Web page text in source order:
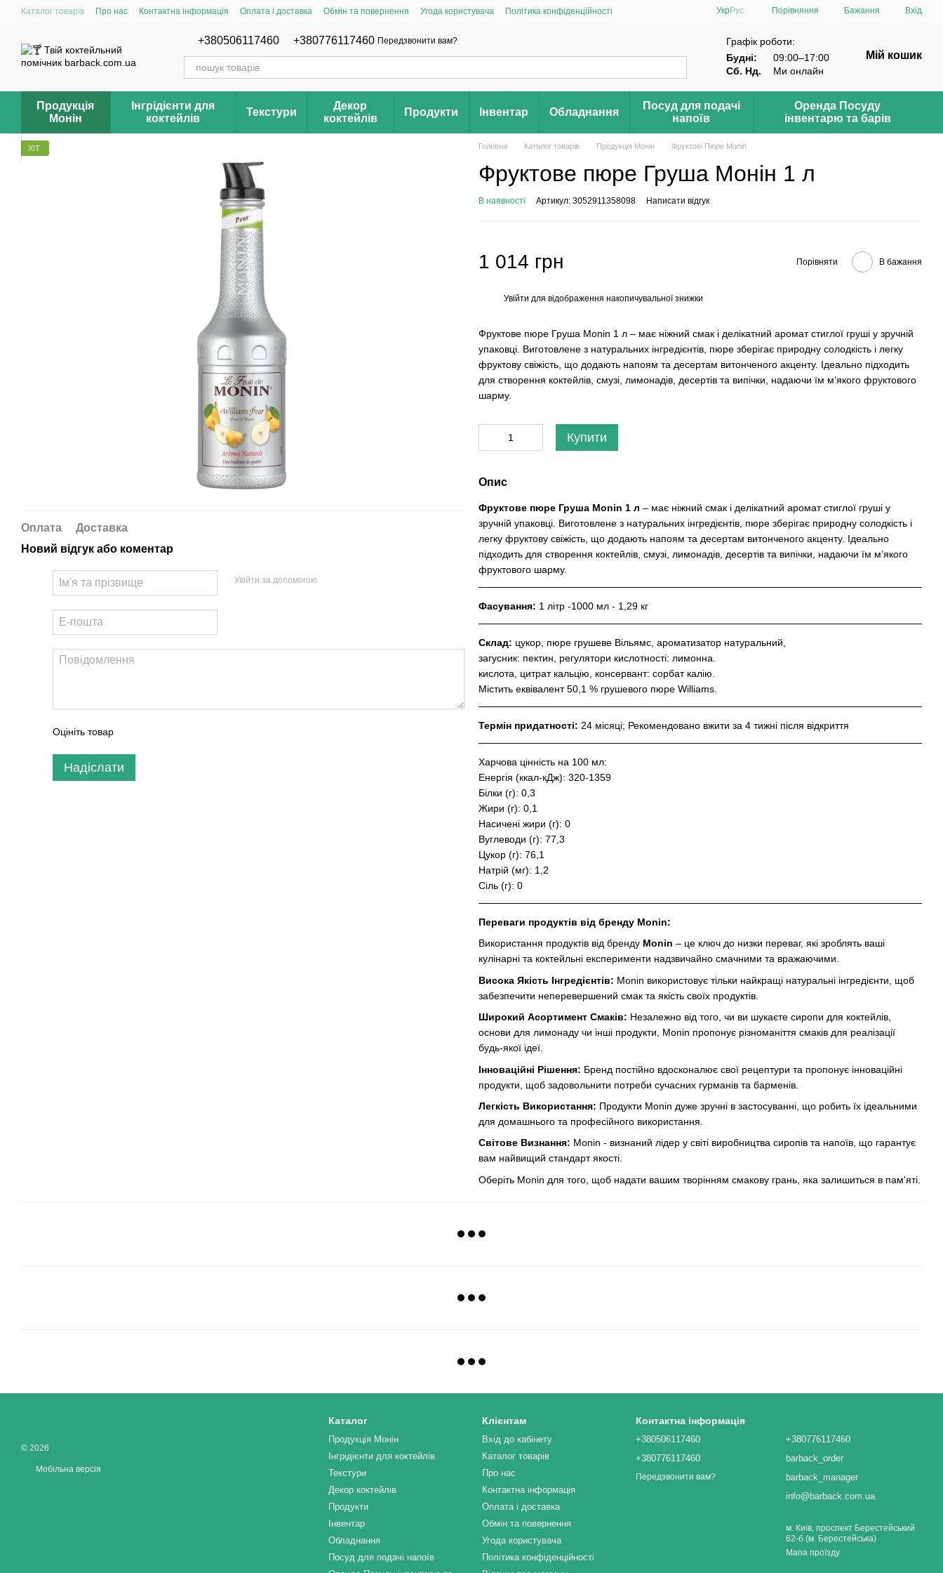
Перейти до основного контенту
Каталог товарів Про нас Контактна інформація Оплата і доставка Обмін та повернення Угода користувача
Політика конфіденційності
УкрРус Порівняння Бажання Вхід
+380506117460 +380776117460 Передзвонити вам?
Графік роботи:
Будні:
09:00–17:00
Сб. Нд.
Ми онлайн
Мій кошик
Продукція
Монін
Інгрідієнти для
коктейлів
Текстури
Декор
коктейлів
Продукти Інвентар Обладнання
Посуд для подачі
напоїв
Оренда Посуду
інвентарю та барів
ХІТ
Оплата
Доставка
Новий відгук або коментар
Увійти за допомогою
Оцініть товар
Надіслати
Головна Каталог товарів Продукція Монін Фруктові Пюре Monin
Фруктове пюре Груша Монін 1 л
В наявності Артикул: 3052911358098 Написати відгук
1 014 грн Порівняти В бажання
Увійти для відображення накопичувальної знижки
Фруктове пюре Груша Monin 1 л – має ніжний смак і делікатний аромат стиглої груші у зручній
упаковці. Виготовлене з натуральних інгредієнтів, пюре зберігає природну солодкість і легку
фруктову свіжість, що додають напоям та десертам витонченого акценту. Ідеально підходить
для створення коктейлів, смузі, лимонадів, десертів та випічки, надаючи їм м’якого фруктового
шарму.
Купити
Опис
Фруктове пюре Груша Monin 1 л – має ніжний смак і делікатний аромат стиглої груші у
зручній упаковці. Виготовлене з натуральних інгредієнтів, пюре зберігає природну солодкість і
легку фруктову свіжість, що додають напоям та десертам витонченого акценту. Ідеально
підходить для створення коктейлів, смузі, лимонадів, десертів та випічки, надаючи їм м’якого
фруктового шарму.
Фасування: 1 літр -1000 мл - 1,29 кг
Склад: цукор, пюре грушеве Вільямс, ароматизатор натуральний,
загусник: пектин, регулятори кислотності: лимонна.
кислота, цитрат кальцію, консервант: сорбат калію.
Містить еквівалент 50,1 % грушевого пюре Williams.
Термін придатності: 24 місяці; Рекомендовано вжити за 4 тижні після відкриття
Харчова цінність на 100 мл:
Енергія (ккал-кДж): 320-1359
Білки (г): 0,3
Жири (г): 0,1
Насичені жири (г): 0
Вуглеводи (г): 77,3
Цукор (г): 76,1
Натрій (мг): 1,2
Сіль (г): 0
Переваги продуктів від бренду Monin:
Використання продуктів від бренду Monin – це ключ до низки переваг, які зроблять ваші
кулінарні та коктейльні експерименти надзвичайно смачними та вражаючими.
Висока Якість Інгредієнтів: Monin використовує тільки найкращі натуральні інгредієнти, щоб
забезпечити неперевершений смак та якість своїх продуктів.
Широкий Асортимент Смаків: Незалежно від того, чи ви шукаєте сиропи для коктейлів,
основи для лимонаду чи інші продукти, Monin пропонує різноманіття смаків для реалізації
будь-якої ідеї.
Інноваційні Рішення: Бренд постійно вдосконалює свої рецептури та пропонує інноваційні
продукти, щоб задовольнити потреби сучасних гурманів та барменів.
Легкість Використання: Продукти Monin дуже зручні в застосуванні, що робить їх ідеальними
для домашнього та професійного використання.
Світове Визнання: Monin - визнаний лідер у світі виробництва сиропів та напоїв, що гарантує
вам найвищий стандарт якості.
Оберіть Monin для того, щоб надати вашим творінням смакову грань, яка залишиться в пам'яті.
© 2026
Мобільна версія
Каталог
Продукція Монін
Інгрідієнти для коктейлів
Текстури
Декор коктейлів
Продукти
Інвентар
Обладнання
Посуд для подачі напоїв
Клієнтам
Вхід до кабінету
Каталог товарів
Про нас
Контактна інформація
Оплата і доставка
Обмін та повернення
Угода користувача
Політика конфіденційності
Контактна інформація
+380506117460
+380776117460
Передзвонити вам?
+380776117460
barback_order
barback_manager
info@barback.com.ua
м. Київ, проспект Берестейський
62-б (м. Берестейська)
Мапа проїзду